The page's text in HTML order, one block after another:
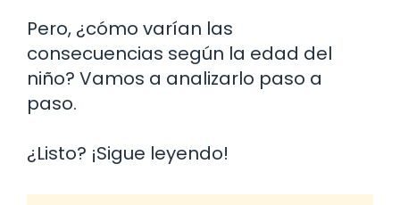
Pero, ¿cómo varían las
consecuencias según la edad del
niño? Vamos a analizarlo paso a
paso.
¿Listo? ¡Sigue leyendo!